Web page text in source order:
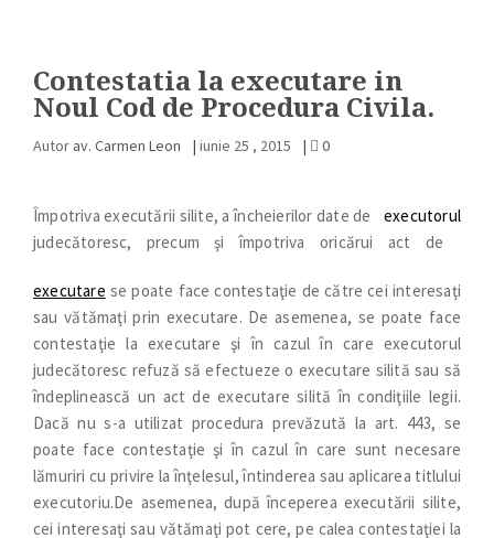
Contestatia la executare in
Noul Cod de Procedura Civila.
Autor av. Carmen Leon | iunie 25 , 2015 | 0
Împotriva executării silite, a încheierilor date de
executorul
judecătoresc, precum şi împotriva oricărui act de
executare se poate face contestaţie de către cei interesaţi
sau vătămaţi prin executare. De asemenea, se poate face
contestaţie la executare şi în cazul în care executorul
judecătoresc refuză să efectueze o executare silită sau să
îndeplinească un act de executare silită în condiţiile legii.
Dacă nu s-a utilizat procedura prevăzută la art. 443, se
poate face contestaţie şi în cazul în care sunt necesare
lămuriri cu privire la înţelesul, întinderea sau aplicarea titlului
executoriu.De asemenea, după începerea executării silite,
cei interesaţi sau vătămaţi pot cere, pe calea contestaţiei la